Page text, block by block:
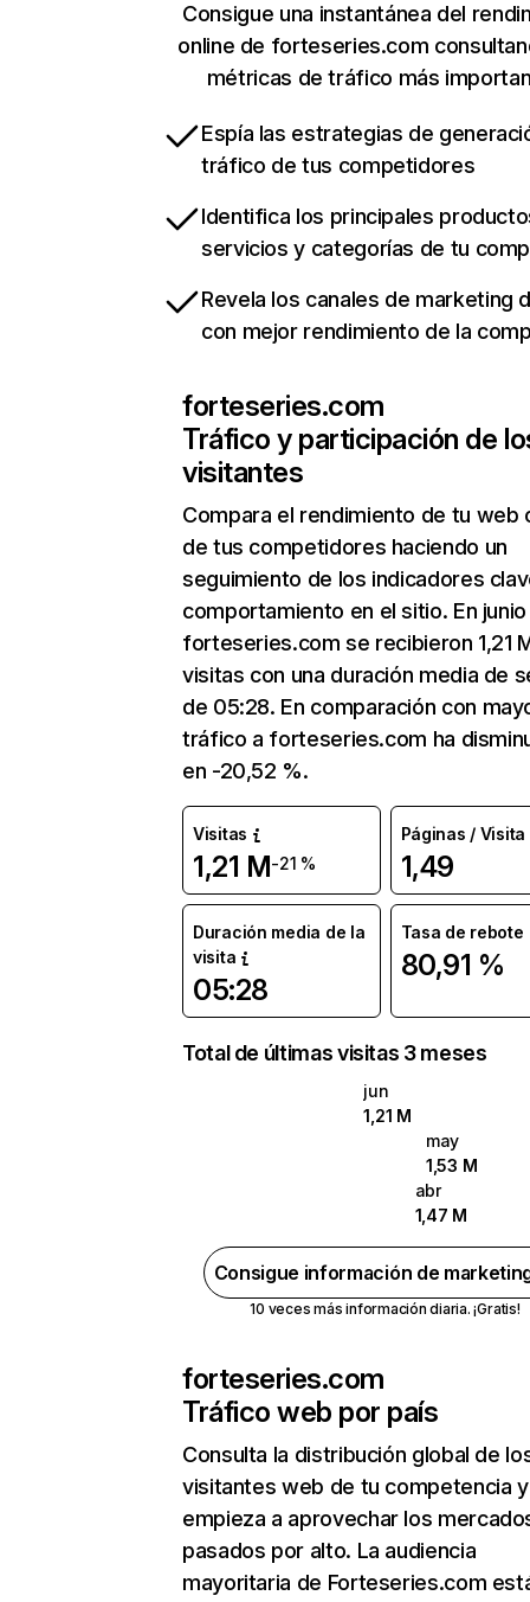
Consigue una instantánea del
online de forteseries.com
métricas de tráfico más
Espía las estrategias de
tráfico de tus competidores
Identifica los principales
servicios y categorías de tu
Revela los canales de marketing
con mejor rendimiento de la
forteseries.com
Tráfico y participación de
visitantes
Compara el rendimiento de tu web
de tus competidores haciendo un
seguimiento de los indicadores
comportamiento en el sitio. En junio
forteseries.com se recibieron 1,21
visitas con una duración media de
de 05:28. En comparación con
tráfico a forteseries.com ha
en -20,52 %.
Visitas
1,21 M-21 %
Páginas / Visita
1,49
Duración media de la
visita
05:28
Tasa de rebote
80,91 %
Total de últimas visitas 3 meses
jun
1,21 M
may
1,53 M
abr
1,47 M
Consigue información de
10 veces más información diaria. ¡Gratis!
forteseries.com
Tráfico web por país
Consulta la distribución global de
visitantes web de tu competencia y
empieza a aprovechar los
pasados por alto. La audiencia
mayoritaria de Forteseries.com